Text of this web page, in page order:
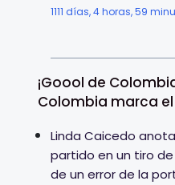
1111 días, 4 horas, 59
¡Goool de
Colombia marca
Linda Caicedo
partido en un tiro
de un error de la